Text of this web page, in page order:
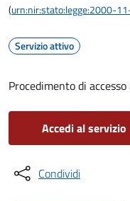
(urn:nir:stato:legge:2000-
Servizio attivo
Procedimento di
Accedi al servizio
Condividi